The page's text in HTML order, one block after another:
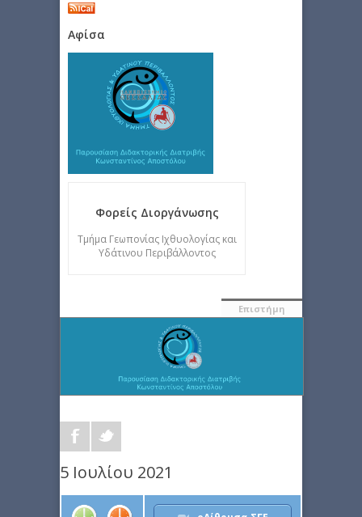
Αφίσα
Φορείς Διοργάνωσης
Τμήμα Γεωπονίας Ιχθυολογίας και
Υδάτινου Περιβάλλοντος
Επιστήμη
5 Ιουλίου 2021